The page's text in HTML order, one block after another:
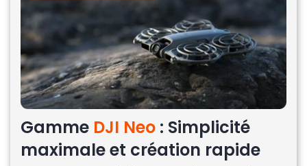
Gamme DJI Neo : Simplicité
maximale et création rapide